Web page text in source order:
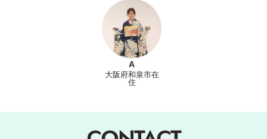
A
大阪府和泉市在
住